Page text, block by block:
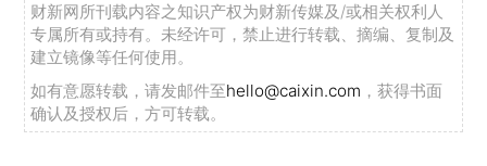
财新网所刊载内容之知识产权为财新传媒及/或相关权利人
专属所有或持有。未经许可，禁止进行转载、摘编、复制及
建立镜像等任何使用。
如有意愿转载，请发邮件至hello@caixin.com ，获得书面
确认及授权后，方可转载。